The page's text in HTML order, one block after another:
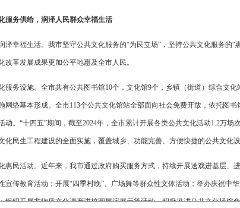
服务供给，润泽人民群众幸福生活
泽幸福生活。我市坚守公共文化服务的“为民立场”，坚持公共文化服务的
改革发展成果更加公平地惠及全市人民。
服务设施。全市共有公共图书馆10个，文化馆9个，乡镇（街道）综合文
网络基本形成。全市113个公共文化馆站全部面向社会免费开放，依托图
动。“十四五”期间，截至2024年，全市累计开展各类公共文化活动1.2万场
化民生工程建设的全面实施，覆盖城乡、功能完善、方便快捷的公共文化设
惠民活动。近年来，我市通过政府购买服务方式，持续开展送戏进基层、
宣传教育活动；开展“四季村晚”、广场舞等群众性文体活动；举办庆祝中
组织开展非物质文化遗产进校园展演展示等活动。积极推进公共文化场馆